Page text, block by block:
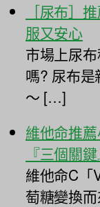
［尿布］
服又安心
市場上尿
嗎? 尿布
～ […]
維他命推
『三個關鍵
維他命C「
萄糖變換